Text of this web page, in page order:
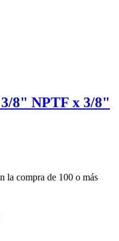
8" NPTF x 3/8"
la compra de 100 o más